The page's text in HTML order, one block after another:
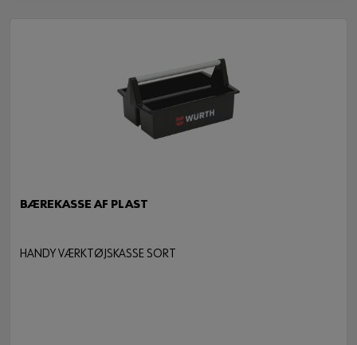
BÆREKASSE AF PLAST
HANDY VÆRKTØJSKASSE SORT